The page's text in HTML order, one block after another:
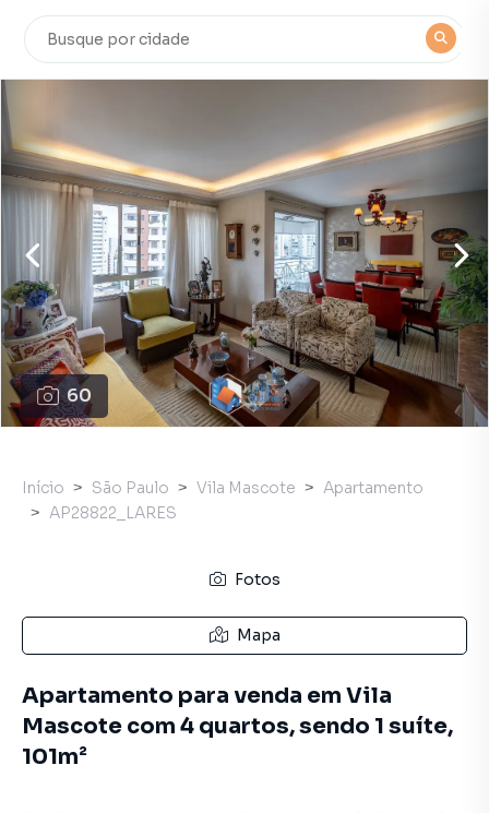
60
Início São Paulo Vila Mascote
Apartamento
AP28822_LARES
Fotos
Mapa
Apartamento para venda em Vila
Mascote com 4 quartos, sendo 1 suíte,
101m²